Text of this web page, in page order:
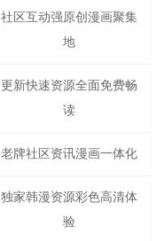
社区互动强原创漫画聚集
地
更新快速资源全面免费畅
读
老牌社区资讯漫画一体化
独家韩漫资源彩色高清体
验